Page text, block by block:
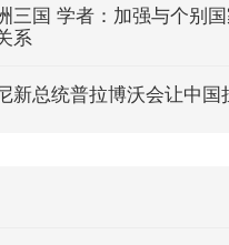
三国 学者：加强与个别
系
新总统普拉博沃会让中国